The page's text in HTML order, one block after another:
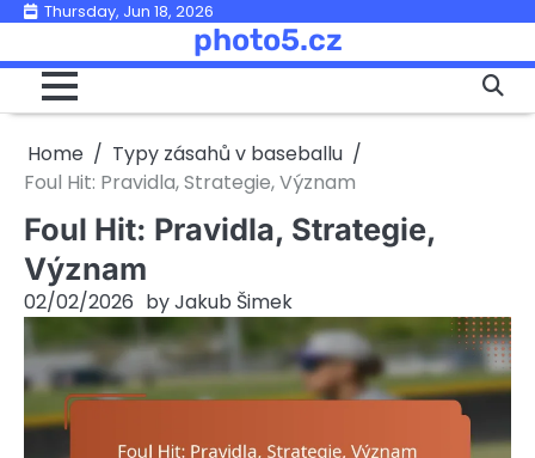
Skip
content
Thursday, Jun 18, 2026
photo5.cz
Home
Typy zásahů v baseballu
Foul Hit: Pravidla, Strategie, Význam
Foul Hit: Pravidla, Strategie,
Význam
02/02/2026 byJakub Šimek